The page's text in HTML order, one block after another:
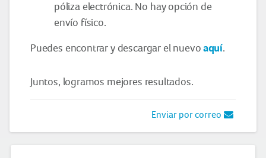
póliza electrónica. No hay opción de
envío físico.
Puedes encontrar y descargar el nuevoaquí.
Juntos, logramos mejores resultados.
Enviar por correo